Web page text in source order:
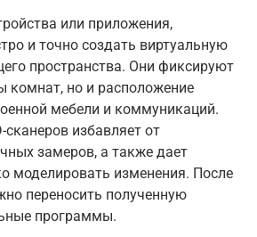
или приложения,
и точно создать виртуальную
пространства. Они фиксируют
комнат, но и расположение
мебели и коммуникаций.
избавляет от
замеров, а также дает
моделировать изменения. После
переносить полученную
программы.